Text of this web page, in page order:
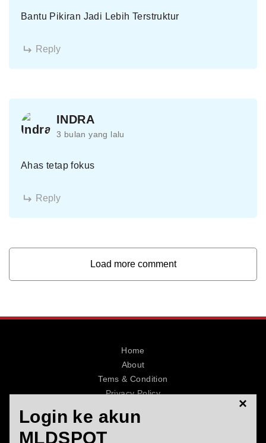
Bantu Pikiran Jadi Lebih Terstruktur
Reply
INDRA
3 bulan yang lalu
Ahas tetap fokus
Reply
Load more comment
Home
About
Tems & Condition
Privacy Policy
Login ke akun
MLDSPOT
×